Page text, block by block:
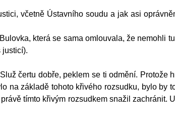
včetně Ústavního soudu a jak asi
která se sama omlouvala, že nemohli
justicí).
čertu dobře, peklem se ti odmění. Protože
na základě tohoto křivého rozsudku, bylo by
tímto křivým rozsudkem snažil zachránit.